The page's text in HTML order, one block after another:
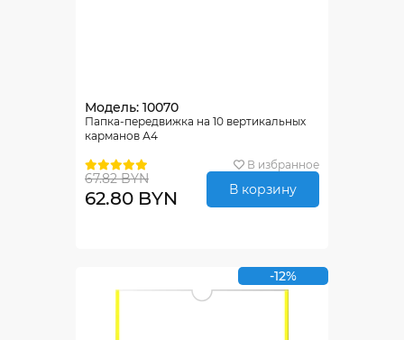
Модель: 10070
Папка-передвижка на 10 вертикальных
карманов А4
В избранное
67.82 BYN
62.80 BYN В корзину
-12%